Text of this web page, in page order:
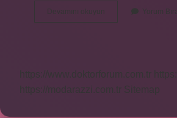
Devamını okuyun
Işığı
Yorum
https://www.doktorforum.com.tr
https://modarazzi.com.tr
Sitemap